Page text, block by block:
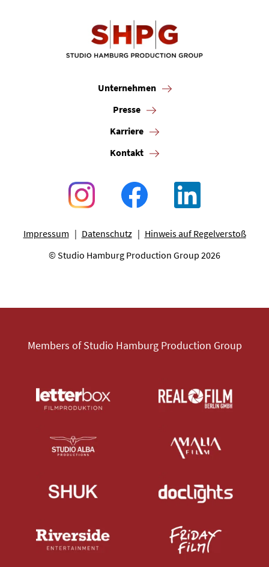
Unternehmen
Presse
Karriere
Kontakt
Impressum Datenschutz
Hinweis auf Regelverstoß
© Studio Hamburg Production Group 2026
Members of Studio Hamburg Production Group